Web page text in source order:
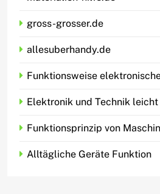
gross-grosser.de
allesuberhandy.de
Funktionsweise
Elektronik und Technik
Funktionsprinzip von
Alltägliche Geräte Funktion